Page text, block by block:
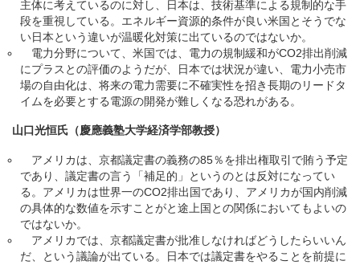
主体に考えているのに対し、日本は、技術基準による規制的な手
段を重視している。エネルギー資源的条件が良い米国とそうでな
い日本という違いが温暖化対策に出ているのではないか。
電力分野について、米国では、電力の規制緩和がCO2排出削減
にプラスとの評価のようだが、日本では状況が違い、電力小売市
場の自由化は、将来の電力需要に不確実性を招き長期のリードタ
イムを必要とする電源の開発が難しくなる恐れがある。
山口光恒氏（慶應義塾大学経済学部教授）
アメリカは、京都議定書の義務の85％を排出権取引で賄う予定
であり、議定書の言う「補足的」というのとは反対になってい
る。アメリカは世界一のCO2排出国であり、アメリカが国内削減
の具体的な数値を示すことがと途上国との関係においてもよいの
ではないか。
アメリカでは、京都議定書が批准しなければどうしたらいいん
だ、という議論が出ている。日本では議定書をやることを前提に